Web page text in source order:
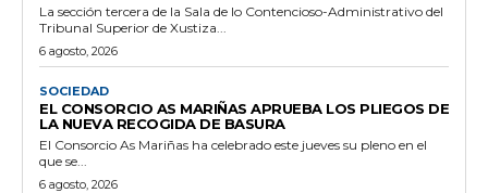
La sección tercera de la Sala de lo Contencioso-Administrativo del
Tribunal Superior de Xustiza...
6 agosto, 2026
SOCIEDAD
EL CONSORCIO AS MARIÑAS APRUEBA LOS PLIEGOS DE
LA NUEVA RECOGIDA DE BASURA
El Consorcio As Mariñas ha celebrado este jueves su pleno en el
que se...
6 agosto, 2026